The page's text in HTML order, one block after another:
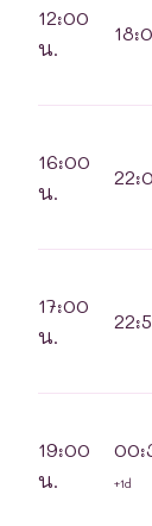
12:00
น.
16:00
น.
17:00
น.
19:00
น.
+1d